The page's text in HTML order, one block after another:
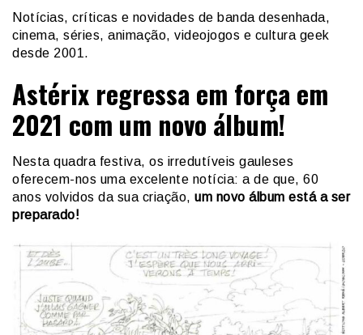
Notícias, críticas e novidades de banda desenhada,
cinema, séries, animação, videojogos e cultura geek
desde 2001.
Astérix regressa em força em
2021 com um novo álbum!
Nesta quadra festiva, os irredutíveis gauleses
oferecem-nos uma excelente notícia: a de que, 60
anos volvidos da sua criação, um novo álbum está a ser
preparado!